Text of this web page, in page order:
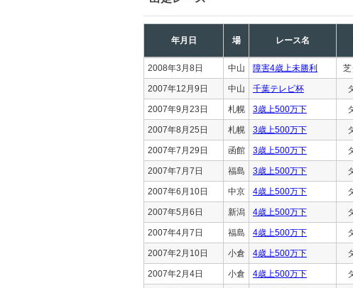
年月日 場 レース名
2008年3月8日 中山 障害4歳上未勝利
2007年12月9日 中山 千葉テレビ杯
2007年9月23日 札幌 3歳上500万下
2007年8月25日 札幌 3歳上500万下
2007年7月29日 函館 3歳上500万下
2007年7月7日 福島 3歳上500万下
2007年6月10日 中京 4歳上500万下
2007年5月6日 新潟 4歳上500万下
2007年4月7日 福島 4歳上500万下
2007年2月10日 小倉 4歳上500万下
2007年2月4日 小倉 4歳上500万下